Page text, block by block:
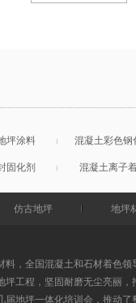
坪涂料 混凝土彩色钢
固化剂 混凝土离子
仿古地坪 地坪
料，全国混凝土和石材着色领
坪工程，坚固耐磨无尘亮丽，
届地坪一体化培训会，推动了